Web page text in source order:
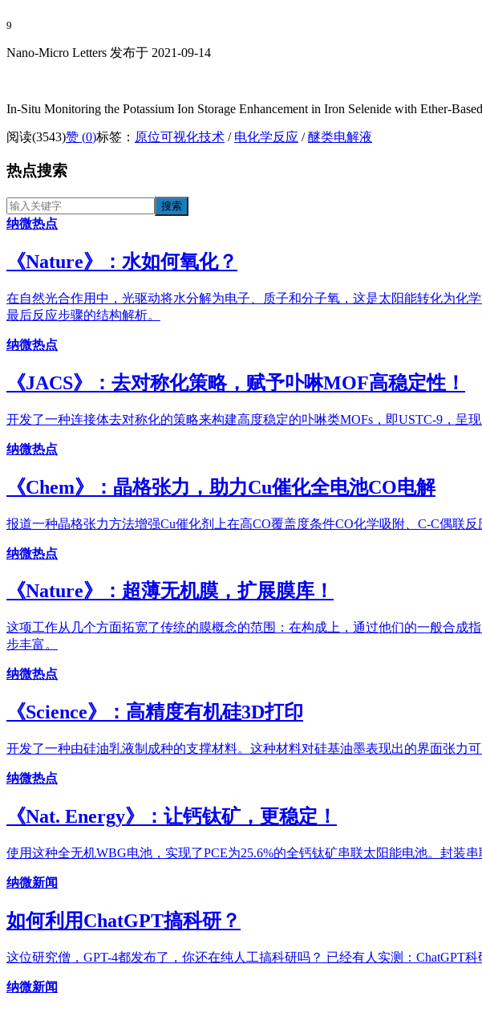
9
Nano-Micro Letters 发布于 2021-09-14
In-Situ Monitoring the Potassium Ion Storage Enhancement in Iron Selenide with Ether-
阅读(3543)赞 (0)标签： 原位可视化技术 / 电化学反应 /醚类电解液
热点搜索
纳微热点
《​Nature》：水如何氧化？
在自然光合作用中，光驱动将水分解为电子、质子和分子氧，这是太阳能转化为
最后反应步骤的结构解析。
纳微热点
《JACS》：去对称化策略，赋予卟啉MOF高稳定性！
开发了一种连接体去对称化的策略来构建高度稳定的卟啉类MOFs，即USTC-9，呈
纳微热点
《Chem》：晶格张力，助力Cu催化全电池CO电解
报道一种晶格张力方法增强Cu催化剂上在高CO覆盖度条件CO化学吸附、C-C偶联
纳微热点
《Nature》：超薄无机膜，扩展膜库！
这项工作从几个方面拓宽了传统的膜概念的范围：在构成上，通过他们的一般合成
步丰富。
纳微热点
《Science》：高精度有机硅3D打印
开发了一种由硅油乳液制成种的支撑材料。这种材料对硅基油墨表现出的界面张力
纳微热点
《Nat. Energy》：让钙钛矿，更稳定！
使用这种全无机WBG电池，实现了PCE为25.6%的全钙钛矿串联太阳能电池。封装
纳微新闻
如何利用ChatGPT搞科研？
这位研究僧，GPT-4都发布了，你还在纯人工搞科研吗？ 已经有人实测：ChatGPT
纳微新闻